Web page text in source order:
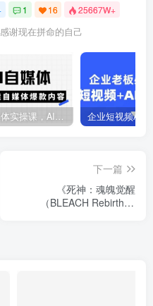
1 16 25667W+
谢现在拼命的自己
Ai自媒体实操课，AI打造自媒体爆款内容
下一篇
《死神：魂魄觉醒
（BLEACH Rebirth of